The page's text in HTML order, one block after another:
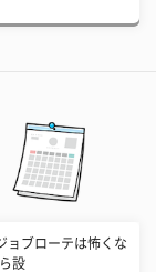
ョブローテは怖くな
設